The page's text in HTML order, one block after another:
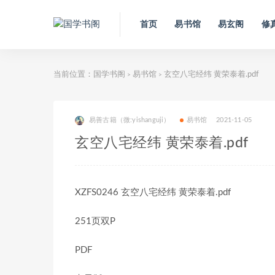
首页 易书馆 易玄阁 修
当前位置： 国学书阁 > 易书馆 > 玄空八宅经纬 黄荣泰着.pdf
易善古籍（微:yishanguji） 易书馆 2021-11-05
玄空八宅经纬 黄荣泰着.pdf
XZFS0246 玄空八宅经纬 黄荣泰着.pdf
251页双P
PDF